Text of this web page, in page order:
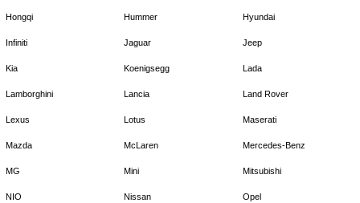
Hongqi Hummer Hyundai
Infiniti Jaguar Jeep
Kia Koenigsegg Lada
Lamborghini Lancia Land Rover
Lexus Lotus Maserati
Mazda McLaren Mercedes-Benz
MG Mini Mitsubishi
NIO Nissan Opel